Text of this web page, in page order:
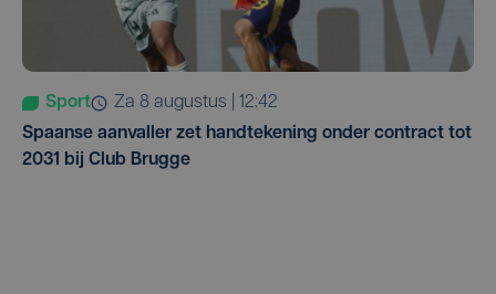
Sport
za 8 augustus | 12:42
Spaanse aanvaller zet handtekening onder contract tot
2031 bij Club Brugge